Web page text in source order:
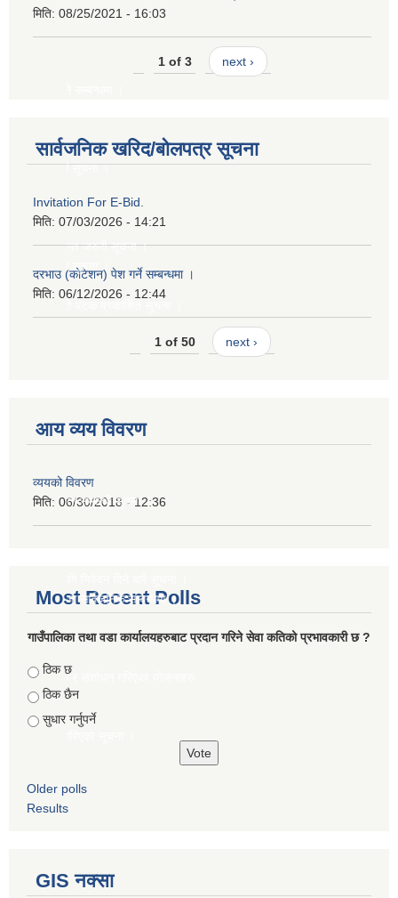
सूचना ।
अत्यन्त जरुरी सूचना ।
सम्बन्धी सूचना ।
सार्वजनिक सम्बन्धमा ।
र संशोधन गरिएका योजनाहरु
मिति: 08/25/2021 - 16:03
1 of 3 next ›
सार्वजनिक खरिद/बोलपत्र सूचना
Invitation For E-Bid.
मिति: 07/03/2026 - 14:21
दरभाउ (कोटेशन) पेश गर्ने सम्बन्धमा ।
मिति: 06/12/2026 - 12:44
1 of 50 next ›
आय व्यय विवरण
व्ययको विवरण
मिति: 06/30/2018 - 12:36
Most Recent Polls
गाउँपालिका तथा वडा कार्यालयहरुबाट प्रदान गरिने सेवा कतिको प्रभावकारी छ ?
Choices
ठिक छ
ठिक छैन
सुधार गर्नुपर्ने
Older polls
Results
GIS नक्सा